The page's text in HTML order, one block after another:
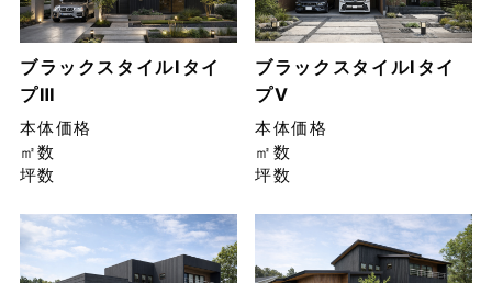
ブラックスタイルIタイ
プⅢ
本体価格
㎡数
坪数
ブラックスタイルIタイ
プⅤ
本体価格
㎡数
坪数